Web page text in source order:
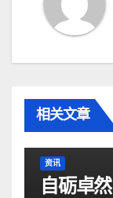
相关文章
资讯
自砺卓